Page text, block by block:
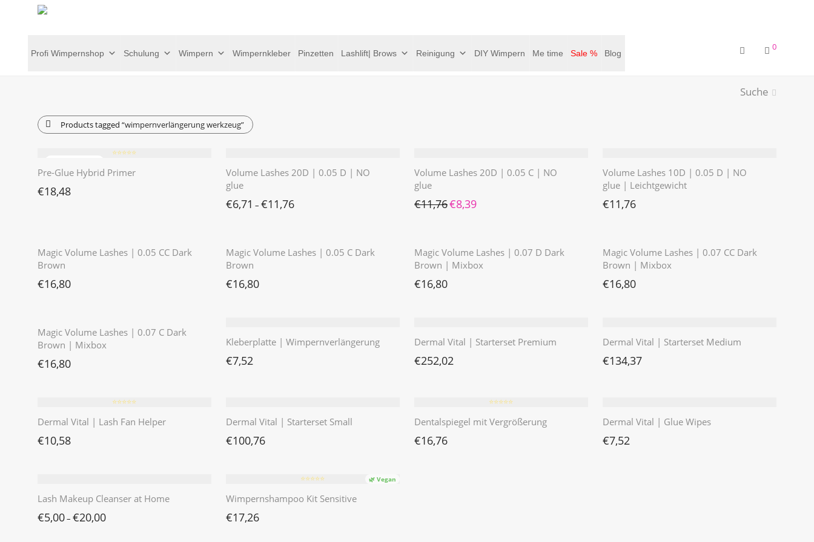
Profi Wimpernshop Schulung Wimpern Wimpernkleber Pinzetten Lashlift| Brows Reinigung DIY Wimpern Me time Sale % Blog
0
Suche
Products tagged “wimpernverlängerung werkzeug”
⭐️⭐️⭐️⭐️⭐️
Pre-Glue Hybrid Primer
€18,48
Volume Lashes 20D | 0.05 D | NO
glue
€6,71 – €11,76
Volume Lashes 20D | 0.05 C | NO
glue
€11,76 Ursprünglicher Preis war: €11,76
€8,39Aktueller Preis ist: €8,39.
Volume Lashes 10D | 0.05 D | NO
glue | Leichtgewicht
€11,76
Magic Volume Lashes | 0.05 CC Dark
Brown
€16,80
Magic Volume Lashes | 0.05 C Dark
Brown
€16,80
Magic Volume Lashes | 0.07 D Dark
Brown | Mixbox
€16,80
Magic Volume Lashes | 0.07 CC Dark
Brown | Mixbox
€16,80
Magic Volume Lashes | 0.07 C Dark
Brown | Mixbox
€16,80
Kleberplatte | Wimpernverlängerung
€7,52
Dermal Vital | Starterset Premium
€252,02
Dermal Vital | Starterset Medium
€134,37
⭐️⭐️⭐️⭐️⭐️
Dermal Vital | Lash Fan Helper
€10,58
Dermal Vital | Starterset Small
€100,76
⭐️⭐️⭐️⭐️⭐️
Dentalspiegel mit Vergrößerung
€16,76
Dermal Vital | Glue Wipes
€7,52
Lash Makeup Cleanser at Home
€5,00– €20,00
⭐️⭐️⭐️⭐️⭐️ 🌿 Vegan
Wimpernshampoo Kit Sensitive
€17,26